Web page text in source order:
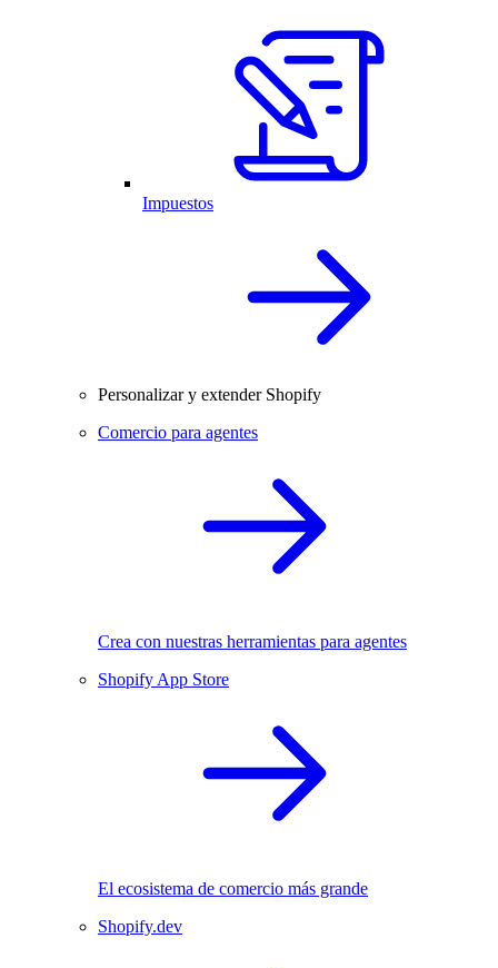
Impuestos
Personalizar y extender Shopify
Comercio para agentes
Crea con nuestras herramientas para agentes
Shopify App Store
El ecosistema de comercio más grande
Shopify.dev